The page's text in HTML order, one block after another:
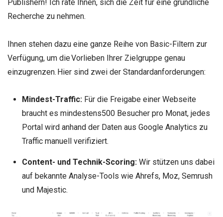
Publishern! Ich rate Ihnen, sich die Zeit für eine gründliche
Recherche zu nehmen.
Ihnen stehen dazu eine ganze Reihe von Basic-Filtern zur
Verfügung, um die Vorlieben Ihrer Zielgruppe genau
einzugrenzen. Hier sind zwei der Standardanforderungen:
Mindest-Traffic:Für die Freigabe einer Webseite
braucht es mindestens500 Besucher pro Monat, jedes
Portal wird anhand der Daten aus Google Analytics zu
Traffic manuell verifiziert.
Content- und Technik-Scoring:Wir stützen uns dabei
auf bekannte Analyse-Tools wie Ahrefs, Moz, Semrush
und Majestic.